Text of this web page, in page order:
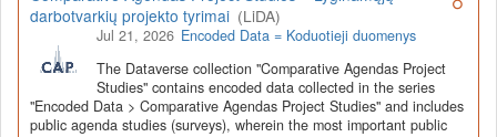
duomenys) ir Lietuvos aukštojo mokslo ir studijų bei Lietuvos
valstybės institucijų deponuoti socialinių ir humanitarinių mokslų
duomenų rinkiniai (Kitų institucijų duomenys). Norintiemsišmokti
šia talpykla, surasti ir parsisiųsti duomenis, siūlome
susipažinti suLiDA Dataverse talpyklos naudotojo vadovu.
darbotvarkių projekto tyrimai (LiDA)
Jul 21, 2026 Encoded Data = Koduotieji duomenys
The Dataverse collection "Comparative Agendas Project
Studies" contains encoded data collected in the series
"Encoded Data > Comparative Agendas Project Studies" and includes
public agenda studies (surveys), wherein the most important public